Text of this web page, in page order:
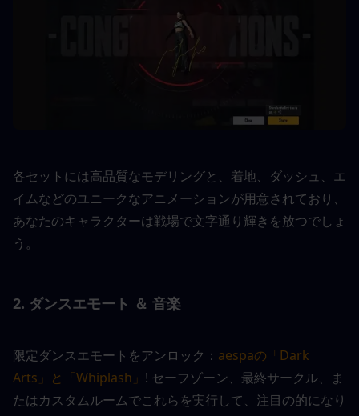
各セットには高品質なモデリングと、着地、ダッシュ、エ
イムなどのユニークなアニメーションが用意されており、
あなたのキャラクターは戦場で文字通り輝きを放つでしょ
う。
2. ダンスエモート ＆ 音楽
限定ダンスエモートをアンロック： aespaの「Dark
Arts」と「Whiplash」 ! セーフゾーン、最終サークル、ま
たはカスタムルームでこれらを実行して、注目の的になり